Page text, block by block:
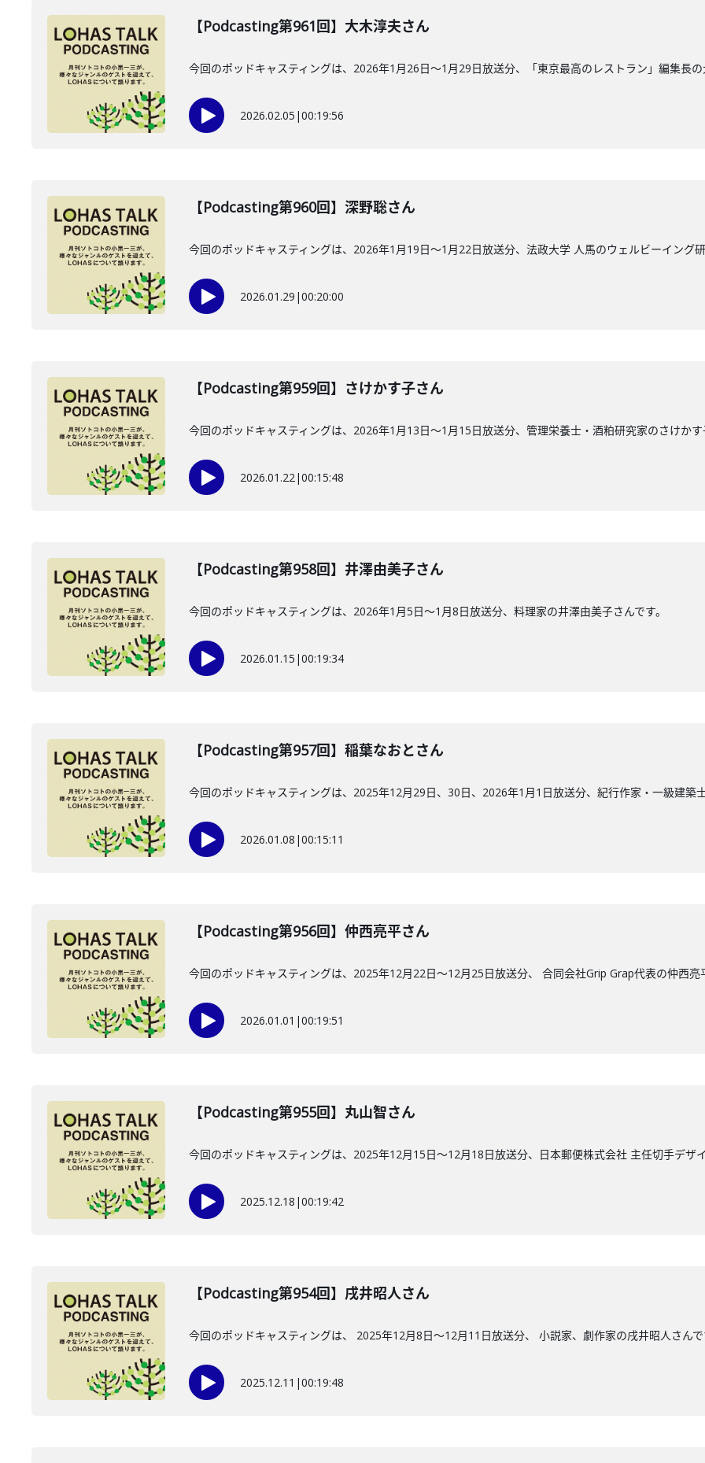
【Podcasting第961回】大木淳夫さん
今回のポッドキャスティングは、2026年1月26日〜1月29日放送分、「東京最高のレストラン」編集長の
2026.02.05 |00:19:56
【Podcasting第960回】深野聡さん
今回のポッドキャスティングは、2026年1月19日〜1月22日放送分、法政大学 人馬のウェルビーイング
2026.01.29 |00:20:00
【Podcasting第959回】さけかす子さん
今回のポッドキャスティングは、2026年1月13日〜1月15日放送分、管理栄養士・酒粕研究家のさけかす
2026.01.22|00:15:48
【Podcasting第958回】井澤由美子さん
今回のポッドキャスティングは、2026年1月5日〜1月8日放送分、料理家の井澤由美子さんです。
2026.01.15 |00:19:34
【Podcasting第957回】稲葉なおとさん
今回のポッドキャスティングは、2025年12月29日、30日、2026年1月1日放送分、紀行作家・一級建築
2026.01.08 |00:15:11
【Podcasting第956回】仲西亮平さん
今回のポッドキャスティングは、2025年12月22日〜12月25日放送分、 合同会社Grip Grap代表の仲西亮
2026.01.01 |00:19:51
【Podcasting第955回】丸山智さん
今回のポッドキャスティングは、2025年12月15日〜12月18日放送分、日本郵便株式会社 主任切手デザ
2025.12.18 |00:19:42
【Podcasting第954回】戌井昭人さん
今回のポッドキャスティングは、 2025年12月8日〜12月11日放送分、 小説家、劇作家の戌井昭人さんで
2025.12.11 |00:19:48